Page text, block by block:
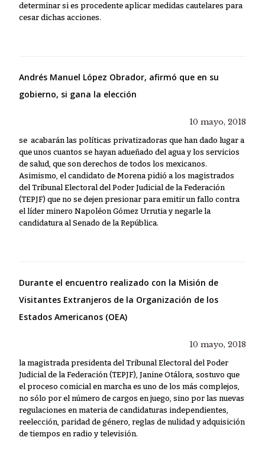
determinar si es procedente aplicar medidas cautelares para
cesar dichas acciones.
Andrés Manuel López Obrador, afirmó que en su
gobierno, si gana la elección
10 mayo, 2018
se acabarán las políticas privatizadoras que han dado lugar a
que unos cuantos se hayan adueñado del agua y los servicios
de salud, que son derechos de todos los mexicanos.
Asimismo, el candidato de Morena pidió a los magistrados
del Tribunal Electoral del Poder Judicial de la Federación
(TEPJF) que no se dejen presionar para emitir un fallo contra
el líder minero Napoléon Gómez Urrutia y negarle la
candidatura al Senado de la República.
Durante el encuentro realizado con la Misión de
Visitantes Extranjeros de la Organización de los
Estados Americanos (OEA)
10 mayo, 2018
la magistrada presidenta del Tribunal Electoral del Poder
Judicial de la Federación (TEPJF), Janine Otálora, sostuvo que
el proceso comicial en marcha es uno de los más complejos,
no sólo por el número de cargos en juego, sino por las nuevas
regulaciones en materia de candidaturas independientes,
reelección, paridad de género, reglas de nulidad y adquisición
de tiempos en radio y televisión.